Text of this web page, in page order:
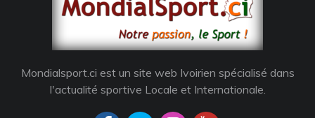
Mondialsport.ci est un site web Ivoirien spécialisé dans
l'actualité sportive Locale et Internationale.